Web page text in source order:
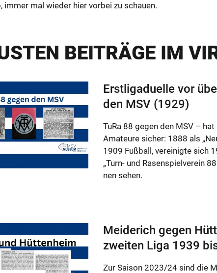
immer mal wie­der hier vor­bei zu schau­en.
BEI­TRÄ­GE IM
Erst­li­ga­du­el­le vor
den MSV (1929)
TuRa 88 gegen den MSV –
Ama­teu­re si­cher: 1888 als
1909 Fuß­ball, ver­ei­nig­te sich
„Turn- und Ra­sen­spiel­ver­ein
nen sehen.
Mei­de­rich gegen
zwei­ten Liga 1939
Zur Sai­son 2023/24 sind die